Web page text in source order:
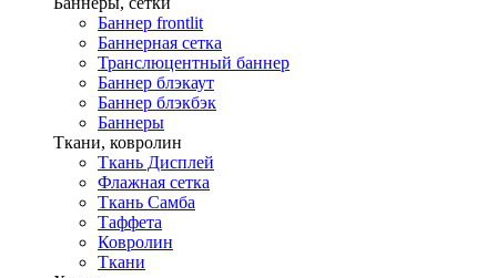
Баннер frontlit
Баннерная сетка
Транслюцентный баннер
Баннер блэкаут
Баннер блэкбэк
Баннеры
Ткани, ковролин
Ткань Дисплей
Флажная сетка
Ткань Самба
Таффета
Ковролин
Ткани